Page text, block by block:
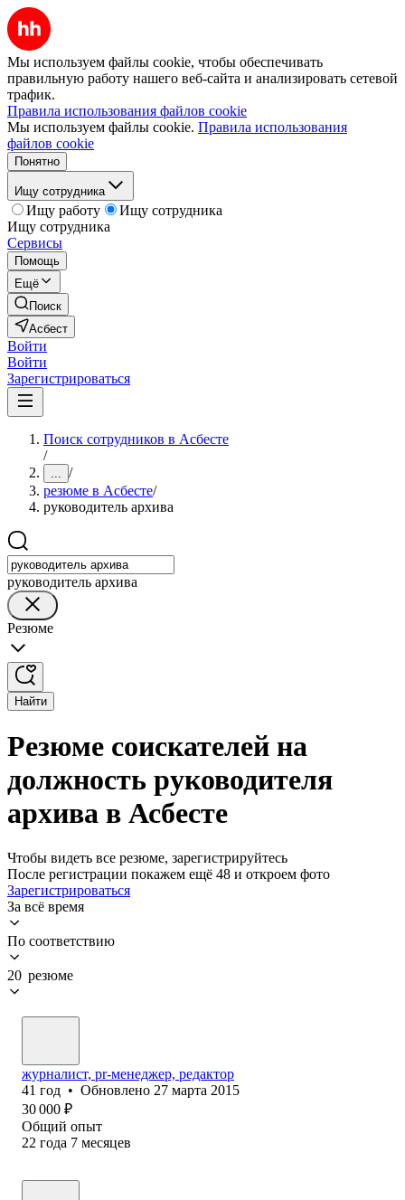
Мы используем файлы cookie, чтобы обеспечивать
правильную работу нашего веб-сайта и анализировать сетевой
трафик.
Правила использования файлов cookie
Мы используем файлы cookie. Правила использования
файлов cookie
Понятно
Ищу сотрудника
Ищу работу
Ищу сотрудника
Ищу сотрудника
Сервисы
Помощь
Ещё
Поиск
Асбест
Войти
Войти
Зарегистрироваться
Поиск сотрудников в Асбесте
/
... /
резюме в Асбесте/
руководитель архива
руководитель архива
Резюме
Найти
Резюме соискателей на
должность руководителя
архива в Асбесте
Чтобы видеть все резюме, зарегистрируйтесь
После регистрации покажем ещё 48 и откроем фото
Зарегистрироваться
За всё время
По соответствию
20 резюме
журналист, pr-менеджер, редактор
41 год • Обновлено 27 марта 2015
30 000 ₽
Общий опыт
22 года 7 месяцев